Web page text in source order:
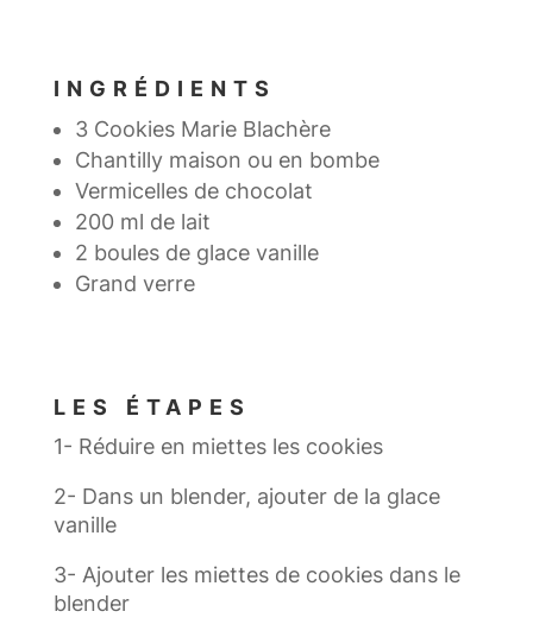
INGRÉDIENTS
3 Cookies Marie Blachère
Chantilly maison ou en bombe
Vermicelles de chocolat
200 ml de lait
2 boules de glace vanille
Grand verre
LES ÉTAPES
1- Réduire en miettes les cookies
2- Dans un blender, ajouter de la glace
vanille
3- Ajouter les miettes de cookies dans le
blender